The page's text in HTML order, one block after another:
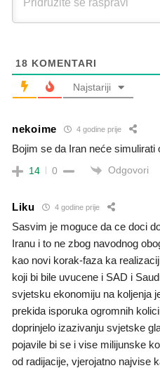
18 KOMENTARI
Najstariji
nekoime 4 godine prije
Bojim se da Iran neće simulirati
14 0 Odgovori
Liku 4 godine prije
Sasvim je moguce da ce doci
Iranu i to ne zbog navodnog
kao novi korak-faza ka
koji bi bile uvucene i SAD i
svjetsku ekonomiju na koljenja
prekida isporuka ogromnih
doprinjelo izazivanju svjetske
pojavile bi se i vise milijunske
od radijacije, vjerojatno najvise